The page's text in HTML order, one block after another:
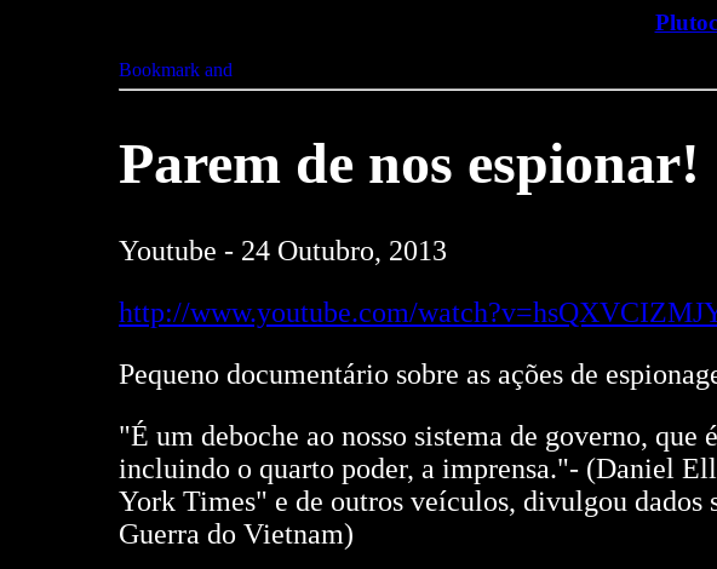
Parem de nos espionar!
Youtube - 24 Outubro, 2013
http://www.youtube.com/
Pequeno documentário sobre as ações de
"É um deboche ao nosso sistema de governo, que
incluindo o quarto poder, a imprensa."- (Daniel
York Times" e de outros veículos, divulgou dados
Guerra do Vietnam)